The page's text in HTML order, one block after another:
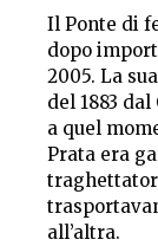
Il Ponte di
dopo
2005. La
del 1883
a quel
Prata era
all’altra.